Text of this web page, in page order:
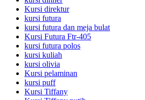
Kursi direktur
kursi futura
kursi futura dan meja bulat
Kursi Futura Ftr-405
kursi futura polos
kursi kuliah
kursi olivia
Kursi pelaminan
kursi puff
Kursi Tiffany